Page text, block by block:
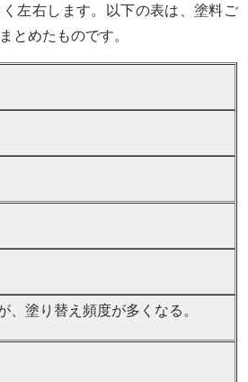
左右します。以下の表は、塗料ご
とめたものです。
、塗り替え頻度が多くなる。